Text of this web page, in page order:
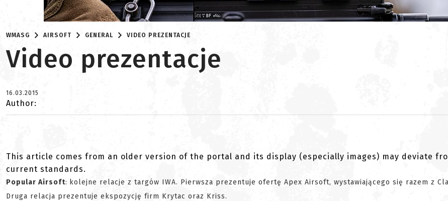
WMASG AIRSOFT GENERAL VIDEO PREZENTACJE
Video prezentacje
16.03.2015
Author:
This article comes from an older version of the portal and its display (especially images) may deviate
current standards.
Popular Airsoft: kolejne relacje z targów IWA. Pierwsza prezentuje ofertę Apex Airsoft, wystawiającego się razem z
Druga relacja prezentuje ekspozycję firm Krytac oraz Kriss.